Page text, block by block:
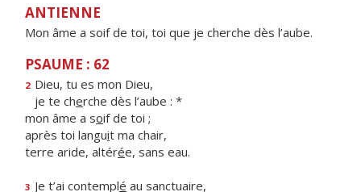
ANTIENNE
Mon âme a soif de toi, toi que je cherche dès l’aube.
PSAUME : 62
2 Dieu, tu es mon Dieu,
je te cherche dès l’aube : *
mon âme a soif de toi ;
après toi languit ma chair,
terre aride, altérée, sans eau.
3 Je t’ai contemplé au sanctuaire,